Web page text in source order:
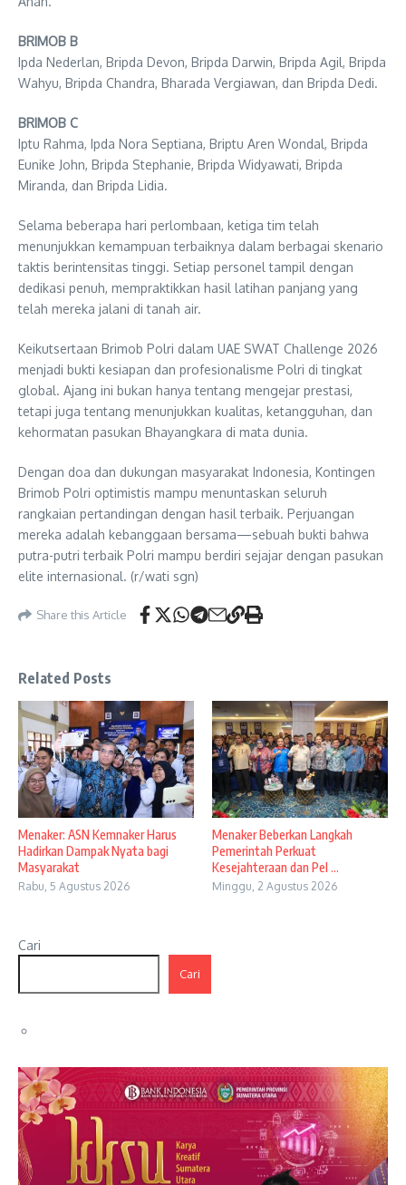
BRIMOB B
Ipda Nederlan, Bripda Devon, Bripda Darwin, Bripda Agil, Bripda
Wahyu, Bripda Chandra, Bharada Vergiawan, dan Bripda Dedi.
BRIMOB C
Iptu Rahma, Ipda Nora Septiana, Briptu Aren Wondal, Bripda
Eunike John, Bripda Stephanie, Bripda Widyawati, Bripda
Miranda, dan Bripda Lidia.
Selama beberapa hari perlombaan, ketiga tim telah
menunjukkan kemampuan terbaiknya dalam berbagai skenario
taktis berintensitas tinggi. Setiap personel tampil dengan
dedikasi penuh, mempraktikkan hasil latihan panjang yang
telah mereka jalani di tanah air.
Keikutsertaan Brimob Polri dalam UAE SWAT Challenge 2026
menjadi bukti kesiapan dan profesionalisme Polri di tingkat
global. Ajang ini bukan hanya tentang mengejar prestasi,
tetapi juga tentang menunjukkan kualitas, ketangguhan, dan
kehormatan pasukan Bhayangkara di mata dunia.
Dengan doa dan dukungan masyarakat Indonesia, Kontingen
Brimob Polri optimistis mampu menuntaskan seluruh
rangkaian pertandingan dengan hasil terbaik. Perjuangan
mereka adalah kebanggaan bersama—sebuah bukti bahwa
putra-putri terbaik Polri mampu berdiri sejajar dengan pasukan
elite internasional. (r/wati sgn)
Share this Article
Related Posts
Menaker: ASN Kemnaker Harus
Hadirkan Dampak Nyata bagi
Masyarakat
Rabu, 5 Agustus 2026
Menaker Beberkan Langkah
Pemerintah Perkuat
Kesejahteraan dan Pel ...
Minggu, 2 Agustus 2026
Cari
Cari